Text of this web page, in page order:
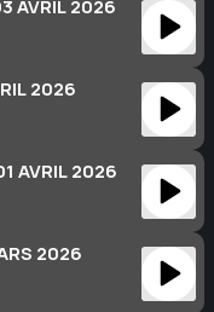
AVRIL 2026
2026
AVRIL 2026
2026